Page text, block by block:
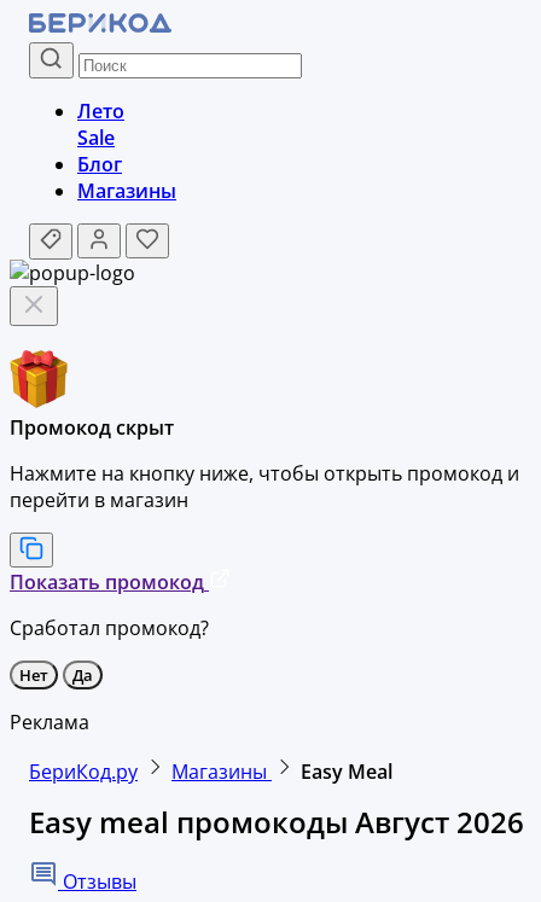
Лето
Sale
Блог
Магазины
Промокод скрыт
Нажмите на кнопку ниже, чтобы открыть промокод и
перейти в магазин
Показать промокод
Сработал промокод?
Нет Да
Реклама
БериКод.ру
Магазины Easy Meal
Easy meal промокоды Август 2026
Отзывы